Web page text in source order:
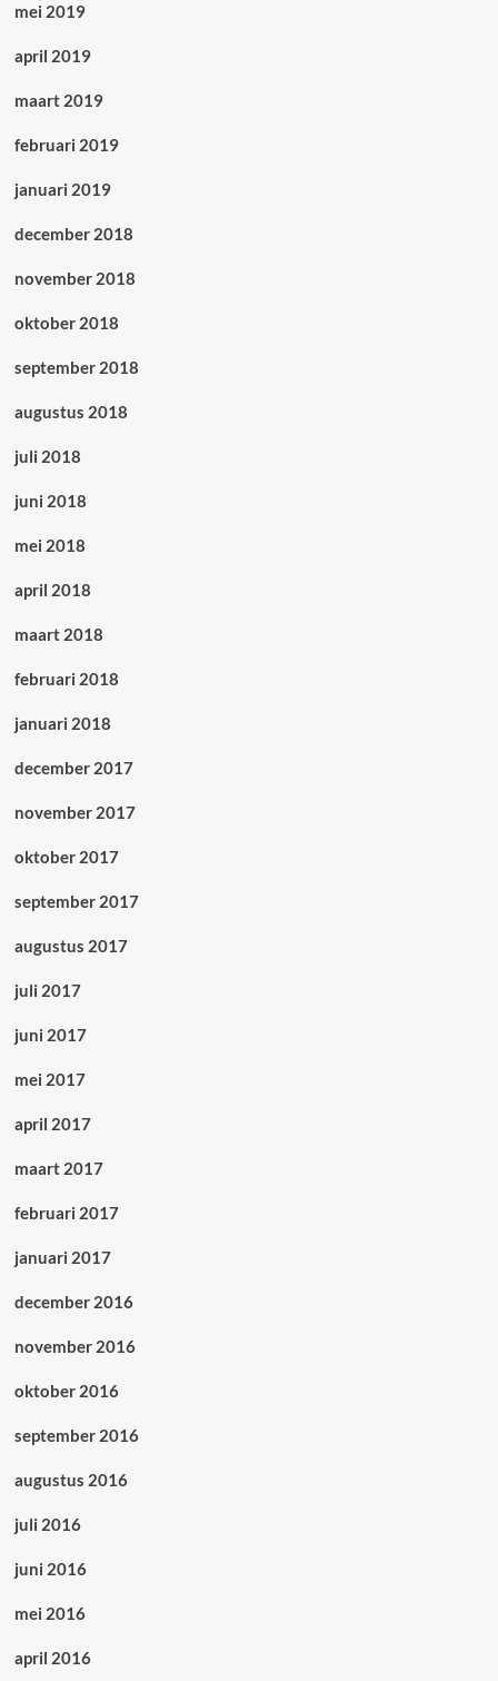
mei 2019
april 2019
maart 2019
februari 2019
januari 2019
december 2018
november 2018
oktober 2018
september 2018
augustus 2018
juli 2018
juni 2018
mei 2018
april 2018
maart 2018
februari 2018
januari 2018
december 2017
november 2017
oktober 2017
september 2017
augustus 2017
juli 2017
juni 2017
mei 2017
april 2017
maart 2017
februari 2017
januari 2017
december 2016
november 2016
oktober 2016
september 2016
augustus 2016
juli 2016
juni 2016
mei 2016
april 2016